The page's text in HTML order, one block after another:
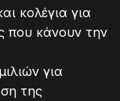
κολέγια για
που κάνουν την
για
της